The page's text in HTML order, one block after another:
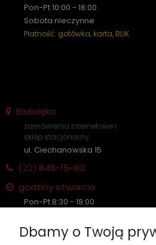
Pon-Pt 10:00 - 18:00
Sobota nieczynne
Płatność: gotówka, karta, BLIK
Białołęka
zamówienia internetowe i
sklep stacjonarny
ul. Ciechanowska 15
(22) 846-15-83
godziny otwarcia
Pon-Pt 8:30 - 18:00
Płatność: gotówka, karta, BLIK
Dbamy o Twoją